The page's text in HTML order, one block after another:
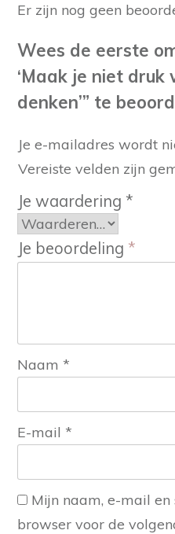
Er zijn nog geen
Wees de eerste
‘Maak je niet
denken’” te
Je e-mailadres wordt
Vereiste velden zijn
Je waardering *
Je beoordeling *
Naam *
E-mail *
Mijn naam, e-mail en
browser voor de